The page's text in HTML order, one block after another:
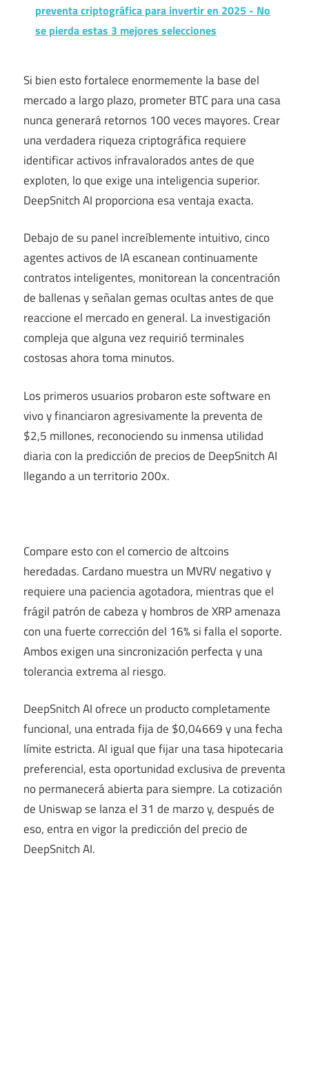
preventa criptográfica para invertir en 2025 - No
se pierda estas 3 mejores selecciones
Si bien esto fortalece enormemente la base del
mercado a largo plazo, prometer BTC para una casa
nunca generará retornos 100 veces mayores. Crear
una verdadera riqueza criptográfica requiere
identificar activos infravalorados antes de que
exploten, lo que exige una inteligencia superior.
DeepSnitch AI proporciona esa ventaja exacta.
Debajo de su panel increíblemente intuitivo, cinco
agentes activos de IA escanean continuamente
contratos inteligentes, monitorean la concentración
de ballenas y señalan gemas ocultas antes de que
reaccione el mercado en general. La investigación
compleja que alguna vez requirió terminales
costosas ahora toma minutos.
Los primeros usuarios probaron este software en
vivo y financiaron agresivamente la preventa de
$2,5 millones, reconociendo su inmensa utilidad
diaria con la predicción de precios de DeepSnitch AI
llegando a un territorio 200x.
Compare esto con el comercio de altcoins
heredadas. Cardano muestra un MVRV negativo y
requiere una paciencia agotadora, mientras que el
frágil patrón de cabeza y hombros de XRP amenaza
con una fuerte corrección del 16% si falla el soporte.
Ambos exigen una sincronización perfecta y una
tolerancia extrema al riesgo.
DeepSnitch AI ofrece un producto completamente
funcional, una entrada fija de $0,04669 y una fecha
límite estricta. Al igual que fijar una tasa hipotecaria
preferencial, esta oportunidad exclusiva de preventa
no permanecerá abierta para siempre. La cotización
de Uniswap se lanza el 31 de marzo y, después de
eso, entra en vigor la predicción del precio de
DeepSnitch AI.